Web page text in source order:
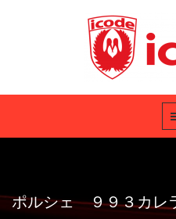
ポルシェ ９９３カレ